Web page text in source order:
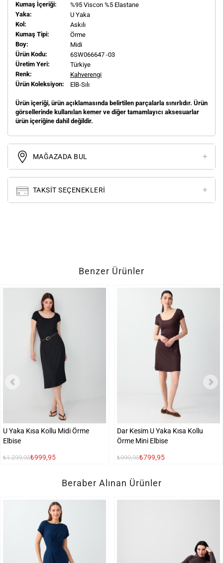
Kumaş İçeriği:
%95 Viscon %5 Elastane
Yaka:
U Yaka
Kol:
Askılı
Kumaş Tipi:
Örme
Boy:
Midi
Ürün Kodu:
6SW066647 -03
Üretim Yeri:
Türkiye
Renk:
Kahverengi
Ürün Koleksiyon:
ElB-Sılı
Ürün içeriği, ürün açıklamasında belirtilen parçalarla sınırlıdır. Ürün
görsellerinde kullanılan kemer ve diğer tamamlayıcı aksesuarlar
ürün içeriğine dahil değildir.
MAĞAZADA BUL
TAKSIT SEÇENEKLERI
Benzer Ürünler
U Yaka Kısa Kollu Midi Örme
Elbise
₺1.299,95₺999,95
Dar Kesim U Yaka Kısa Kollu
Örme Mini Elbise
₺999,95₺799,95
Beraber Alınan Ürünler